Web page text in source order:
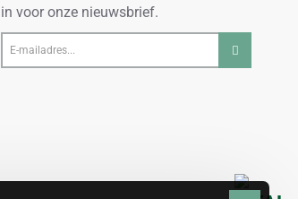
in voor onze nieuwsbrief.
E-
mailadres...